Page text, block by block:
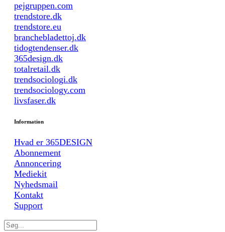
pejgruppen.com
trendstore.dk
trendstore.eu
branchebladettoj.dk
tidogtendenser.dk
365design.dk
totalretail.dk
trendsociologi.dk
trendsociology.com
livsfaser.dk
Information
Hvad er 365DESIGN
Abonnement
Annoncering
Mediekit
Nyhedsmail
Kontakt
Support